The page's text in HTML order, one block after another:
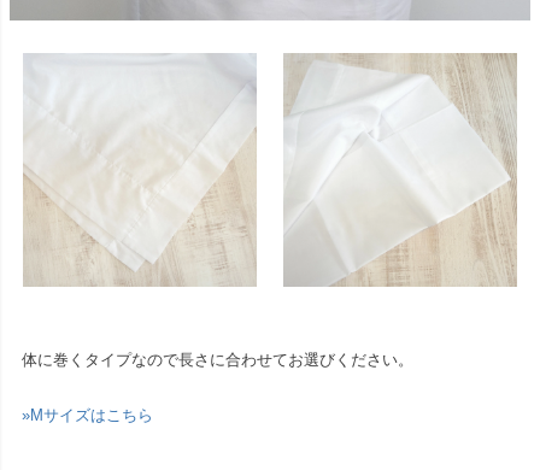
体に巻くタイプなので長さに合わせてお選びください。
»Mサイズはこちら